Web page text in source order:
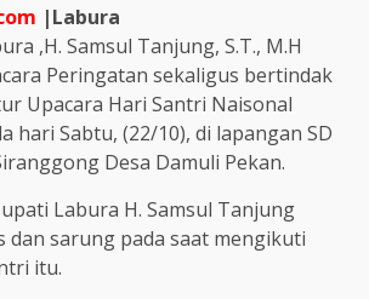
|Labura
,H. Samsul Tanjung, S.T., M.H
Peringatan sekaligus bertindak
Upacara Hari Santri Naisonal
hari Sabtu, (22/10), di lapangan SD
Desa Damuli Pekan.
Labura H. Samsul Tanjung
dan sarung pada saat mengikuti
itu.